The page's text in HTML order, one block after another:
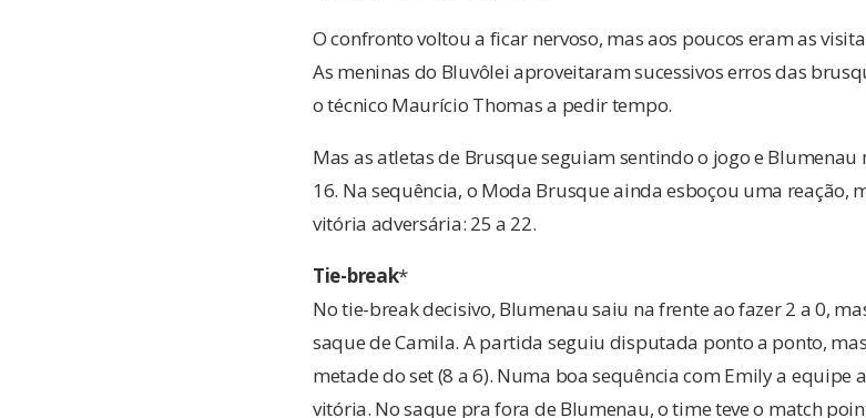
O confronto voltou a ficar nervoso, mas aos poucos eram as
As meninas do Bluvôlei aproveitaram sucessivos erros das
o técnico Maurício Thomas a pedir tempo.
Mas as atletas de Brusque seguiam sentindo o jogo e
16. Na sequência, o Moda Brusque ainda esboçou uma reação,
vitória adversária: 25 a 22.
Tie-break*
No tie-break decisivo, Blumenau saiu na frente ao fazer 2 a 0,
saque de Camila. A partida seguiu disputada ponto a ponto,
metade do set (8 a 6). Numa boa sequência com Emily a
vitória. No saque pra fora de Blumenau, o time teve o match